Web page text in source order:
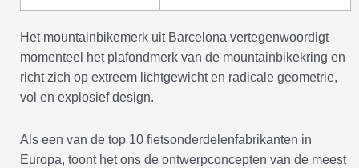
Het mountainbikemerk uit Barcelona vertegenwoordigt
momenteel het plafondmerk van de mountainbikekring en
richt zich op extreem lichtgewicht en radicale geometrie,
vol en explosief design.
Als een van de top 10 fietsonderdelenfabrikanten in
Europa, toont het ons de ontwerpconcepten van de meest